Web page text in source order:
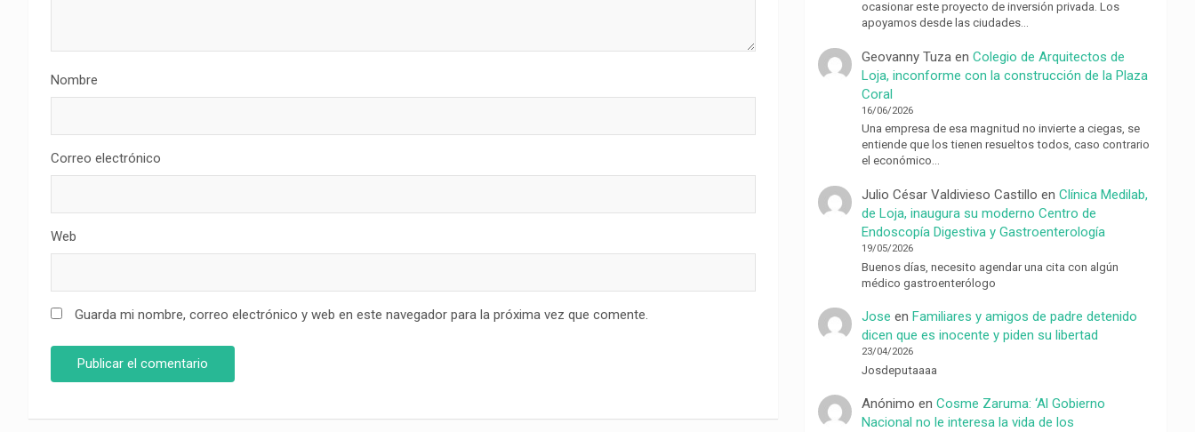
Nombre
Correo electrónico
Web
Guarda mi nombre, correo electrónico y web en este navegador para la próxima vez que comente.
ocasionar este proyecto de inversión privada. Los
apoyamos desde las ciudades…
Geovanny Tuza enColegio de Arquitectos de
Loja, inconforme con la construcción de la Plaza
Coral
16/06/2026
Una empresa de esa magnitud no invierte a ciegas, se
entiende que los tienen resueltos todos, caso contrario
el económico…
Julio César Valdivieso Castillo enClínica Medilab,
de Loja, inaugura su moderno Centro de
Endoscopía Digestiva y Gastroenterología
19/05/2026
Buenos días, necesito agendar una cita con algún
médico gastroenterólogo
Jose enFamiliares y amigos de padre detenido
dicen que es inocente y piden su libertad
23/04/2026
Josdeputaaaa
Anónimo enCosme Zaruma: ‘Al Gobierno
Nacional no le interesa la vida de los